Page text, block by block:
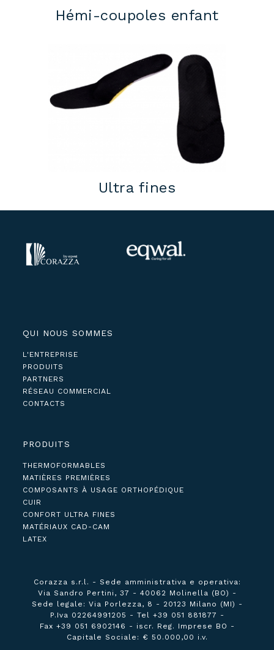
Hémi-coupoles enfant
Ultra fines
QUI NOUS SOMMES
L'ENTREPRISE
PRODUITS
PARTNERS
RÉSEAU COMMERCIAL
CONTACTS
PRODUITS
THERMOFORMABLES
MATIÈRES PREMIÈRES
COMPOSANTS À USAGE ORTHOPÉDIQUE
CUIR
CONFORT ULTRA FINES
MATÉRIAUX CAD-CAM
LATEX
Corazza s.r.l. - Sede amministrativa e operativa:
Via Sandro Pertini, 37 - 40062 Molinella (BO) -
Sede legale: Via Porlezza, 8 - 20123 Milano (MI) -
P.Iva 02264991205 - Tel +39 051 881877 -
Fax +39 051 6902146 - iscr. Reg. Imprese BO -
Capitale Sociale: € 50.000,00 i.v.